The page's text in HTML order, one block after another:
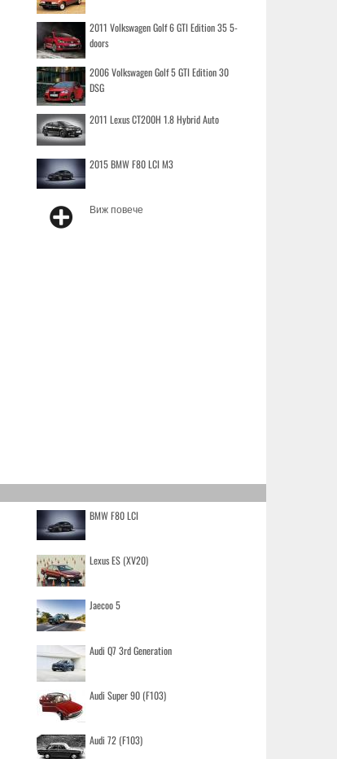
2011 Volkswagen Golf 6 GTI Edition 35 5-
doors
2006 Volkswagen Golf 5 GTI Edition 30
DSG
2011 Lexus CT200H 1.8 Hybrid Auto
2015 BMW F80 LCI M3
Виж повече
BMW F80 LCI
Lexus ES (XV20)
Jaecoo 5
Audi Q7 3rd Generation
Audi Super 90 (F103)
Audi 72 (F103)